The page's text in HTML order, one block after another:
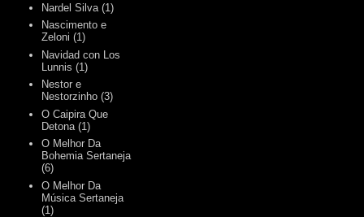
Nardel Silva (1)
Nascimento e
Zeloni (1)
Navidad con Los
Lunnis (1)
Nestor e
Nestorzinho (3)
O Caipira Que
Detona (1)
O Melhor Da
Bohemia Sertaneja
(6)
O Melhor Da
Música Sertaneja
(1)